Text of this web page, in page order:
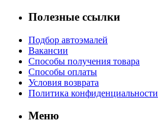
Полезные ссылки
Подбор автоэмалей
Вакансии
Способы получения товара
Способы оплаты
Условия возврата
Политика конфиденциальности
Меню